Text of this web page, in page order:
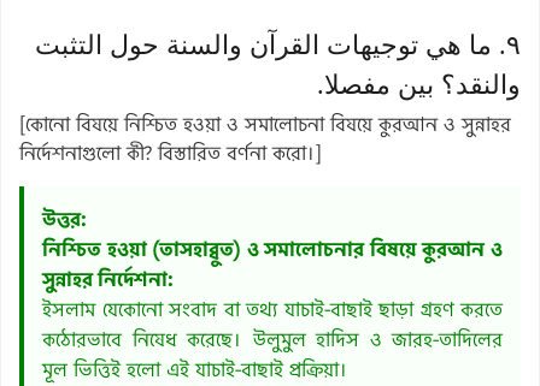
٩. ما هي توجيهات القرآن والسنة حول التثبت
والنقد؟ بين مفصلا.
[কোনো বিষয়ে নিশ্চিত হওয়া ও সমালোচনা বিষয়ে কুরআন ও সুন্নাহর
নির্দেশনাগুলো কী? বিস্তারিত বর্ণনা করো।]
উত্তর:
নিশ্চিত হওয়া (তাসহাব্বুত) ও সমালোচনার বিষয়ে কুরআন ও
সুন্নাহর নির্দেশনা:
ইসলাম যেকোনো সংবাদ বা তথ্য যাচাই-বাছাই ছাড়া গ্রহণ করতে
কঠোরভাবে নিষেধ করেছে। উলুমুল হাদিস ও জারহ-তাদিলের
মূল ভিত্তিই হলো এই যাচাই-বাছাই প্রক্রিয়া।